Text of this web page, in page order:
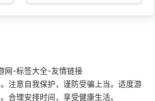
网-标签大全-友情链接
注意自我保护，谨防受骗上当。适度游
合理安排时间，享受健康生活。